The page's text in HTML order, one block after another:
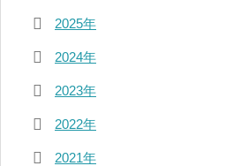
2025年
2024年
2023年
2022年
2021年